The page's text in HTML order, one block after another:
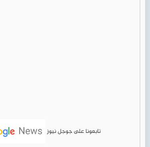
تابعونا على جوجل نيوز